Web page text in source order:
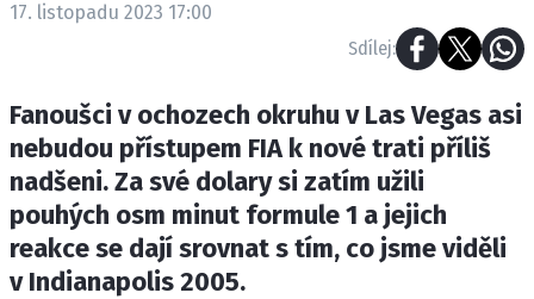
Provozovatelem serveru F1NEWS.cz je
INCORP MEDIA GROUP s.r.o., IČ: 118 23 054
17. listopadu 2023 17:00
Sdílej:
Fanoušci v ochozech okruhu v Las Vegas asi
nebudou přístupem FIA k nové trati příliš
nadšeni. Za své dolary si zatím užili
pouhých osm minut formule 1 a jejich
reakce se dají srovnat s tím, co jsme viděli
v Indianapolis 2005.